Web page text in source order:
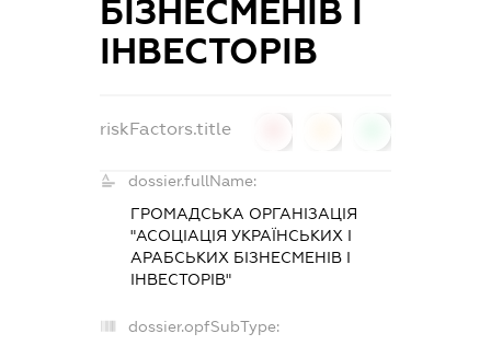
БІЗНЕСМЕНІВ І
ІНВЕСТОРІВ
riskFactors.title
dossier.fullName:
ГРОМАДСЬКА ОРГАНІЗАЦІЯ
"АСОЦІАЦІЯ УКРАЇНСЬКИХ І
АРАБСЬКИХ БІЗНЕСМЕНІВ І
ІНВЕСТОРІВ"
dossier.opfSubType: